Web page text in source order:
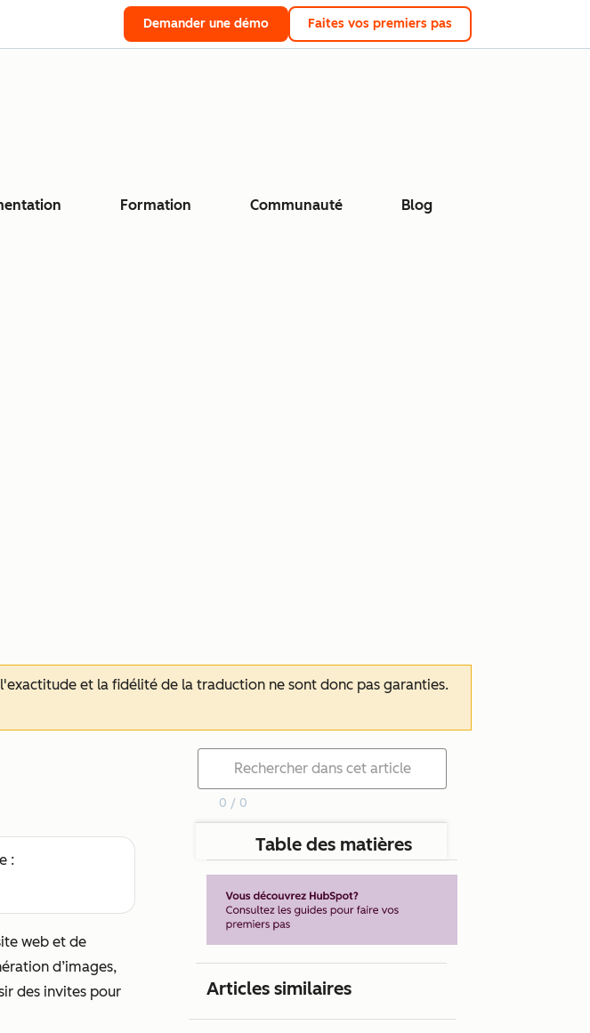
Demander une démo Faites vos premiers pas
Formation Communauté Blog
et la fidélité de la traduction ne sont donc pas garanties.
:
web et de
d’images,
des invites pour
0 / 0
Table des matières
Articles similaires